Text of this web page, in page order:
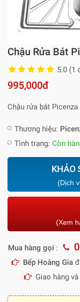
Chậu Rửa Bát
5.0 (1
995,000đ
Chậu rửa bát Picenza
Thương hiệu:
Tình trạng: Còn
KHẢO
(Dịch
(Xem
Mua hàng gọi :
Bếp Hoàng Gia
Giao hàng